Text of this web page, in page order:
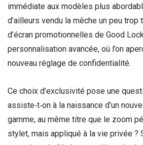
immédiate aux modèles plus
d’ailleurs vendu la mèche un peu
d’écran promotionnelles de Good
personnalisation avancée, où l’on
nouveau réglage de confidentialité.
Ce choix d’exclusivité pose une
assiste‑t‑on à la naissance d’un
gamme, au même titre que le zoom
stylet, mais appliqué à la vie privée ?